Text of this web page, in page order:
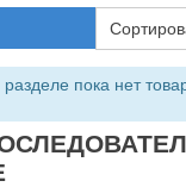
пока нет